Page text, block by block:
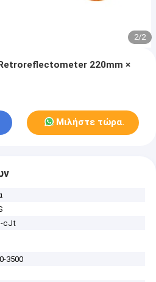
2/2
220mm ×
Μιλήστε τώρα.
cJt
3500